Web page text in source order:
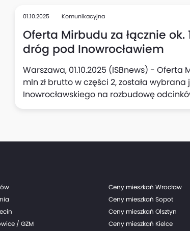
01.10.2025 Komunikacyjna
Oferta Mirbudu za łącznie
dróg pod Inowrocławiem
Warszawa, 01.10.2025 (ISBnews) - Oferta
mln zł brutto w części 2, została
Inowrocławskiego na rozbudowę
Wieś Wielka - Leszyce, podała spółka.
Ceny mieszkań Wrocław
Ceny mieszkań Sopot
Ceny mieszkań Olsztyn
/ GZM Ceny mieszkań Kielce